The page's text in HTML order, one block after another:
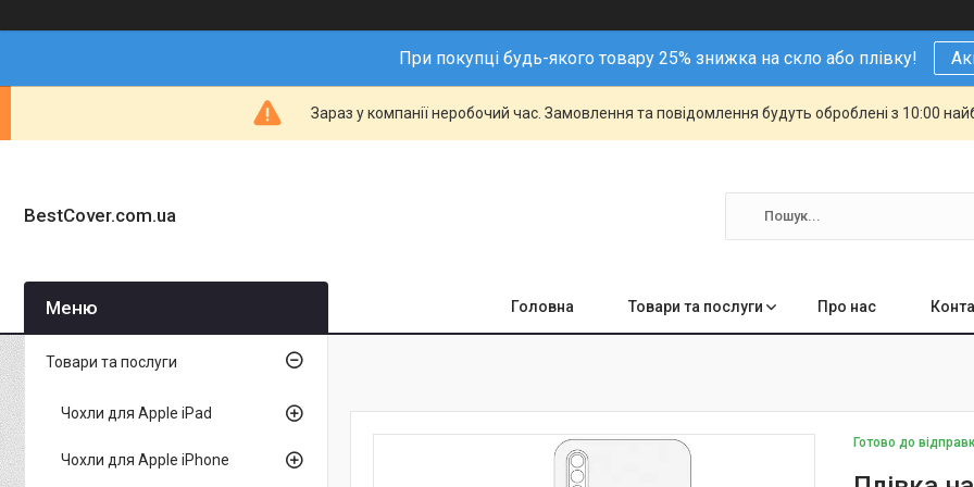
При покупці будь-якого товару 25% знижка на скло або плівку!
Зараз у компанії неробочий час. Замовлення та повідомлення будуть оброблені з 10:00
BestCover.com.ua
Головна Товари та послуги Про нас
Готово до
Товари та послуги
Чохли для Apple iPad
Чохли для Apple iPhone